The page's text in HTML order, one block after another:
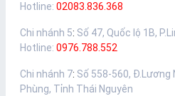
Hotline: 02083.836.368
Chi nhánh 5: Số 47, Quốc lộ 1B,
Hotline: 0976.788.552
Chi nhánh 7: Số 558-560, Đ.Lương
Phùng, Tỉnh Thái Nguyên